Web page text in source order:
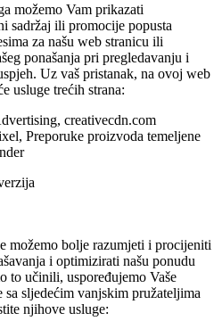
možemo Vam prikazati
sadržaj ili promocije popusta
za našu web stranicu ili
ponašanja pri pregledavanju i
Uz vaš pristanak, na ovoj web
usluge trećih strana:
creativecdn.com
Preporuke proizvoda temeljene
možemo bolje razumjeti i procijeniti
i optimizirati našu ponudu
to učinili, uspoređujemo Vaše
sa sljedećim vanjskim pružateljima
njihove usluge: